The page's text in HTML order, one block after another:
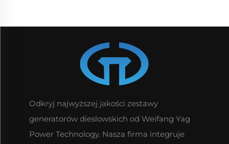
Odkryj najwyższej jakości zestawy
generatorów dieslowskich od Weifang Yag
Power Technology. Nasza firma integruje